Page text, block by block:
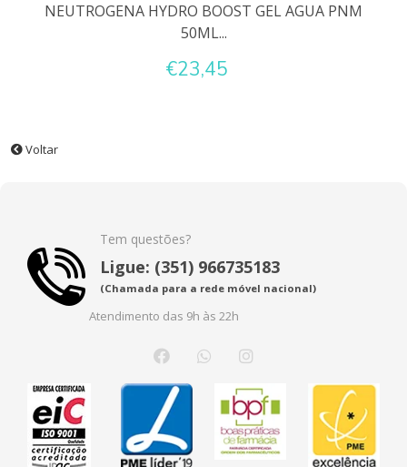
NEUTROGENA HYDRO BOOST GEL AGUA PNM
50ML...
€23,45
Voltar
Tem questões?
Ligue: (351) 966735183
(Chamada para a rede móvel nacional)
Atendimento das 9h às 22h